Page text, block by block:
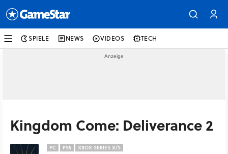
SPIELE NEWS VIDEOS TECH
Kingdom Come: Deliverance 2
PC PS5 XBOX SERIES X/S